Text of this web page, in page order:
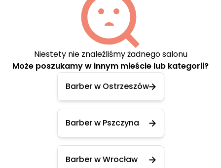
Niestety nie znaleźliśmy żadnego salonu
Może poszukamy w innym mieście lub kategorii?
Barber w Ostrzeszów
Barber w Pszczyna
Barber w Wrocław